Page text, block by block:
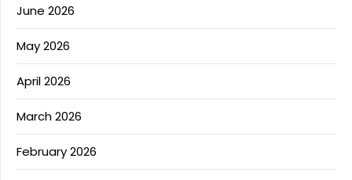
June 2026
May 2026
April 2026
March 2026
February 2026